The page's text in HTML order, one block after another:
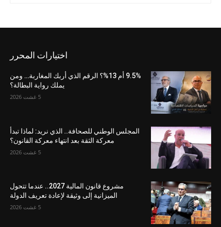
اختيارات المحرر
9.5% أم 13%؟ الرقم الذي أربك المغاربة… ومن
يملك رواية البطالة؟
5 غشت 2026
المجلس الوطني للصحافة.. الذي نريد: لماذا تبدأ
معركة الثقة بعد انتهاء معركة القانون؟
5 غشت 2026
مشروع قانون المالية 2027.. عندما تتحول
الميزانية إلى وثيقة لإعادة تعريف الدولة
5 غشت 2026